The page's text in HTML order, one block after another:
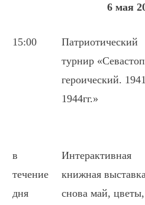
6 мая
15:00
Патриотический
турнир
героический.
1944гг.»
в
течение
дня
Интерактивная
книжная
снова май, цветы,